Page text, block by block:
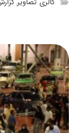
گالری تصاویر,